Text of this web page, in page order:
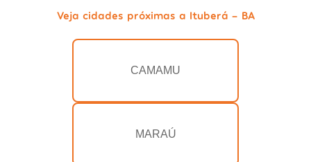
Veja cidades próximas a Ituberá - BA
CAMAMU
MARAÚ